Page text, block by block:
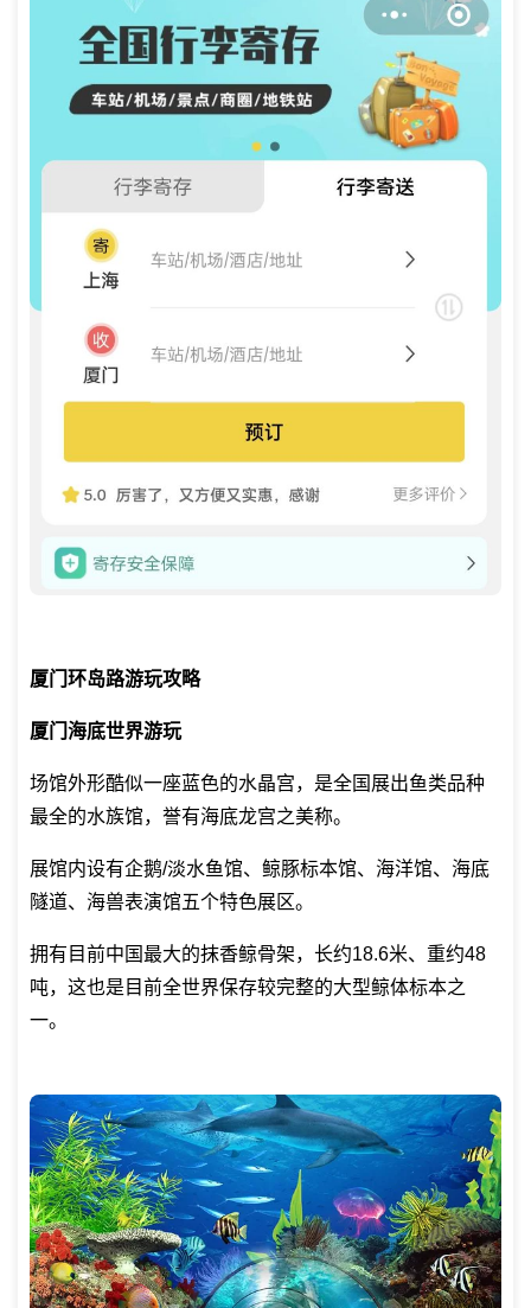
厦门环岛路游玩攻略
厦门海底世界游玩
场馆外形酷似一座蓝色的水晶宫，是全国展出鱼类品种
最全的水族馆，誉有海底龙宫之美称。
展馆内设有企鹅/淡水鱼馆、鲸豚标本馆、海洋馆、海底
隧道、海兽表演馆五个特色展区。
拥有目前中国最大的抹香鲸骨架，长约18.6米、重约48
吨，这也是目前全世界保存较完整的大型鲸体标本之
一。